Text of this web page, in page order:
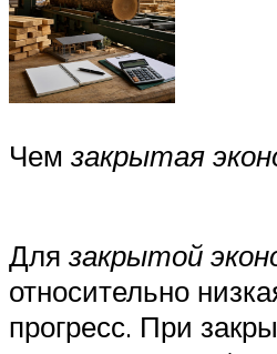
Чем закрытая
Для закрытой
относительно
прогресс. При